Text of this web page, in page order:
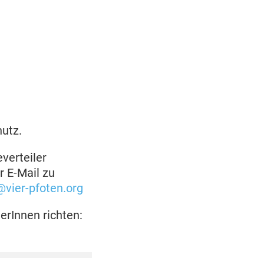
E-Mail zu
pfoten.org
richten: